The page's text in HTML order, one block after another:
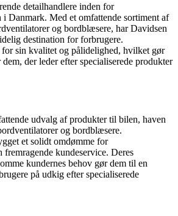
detailhandlere inden for
i Danmark. Med et omfattende sortiment af
og bordblæsere, har Davidsen
destination for forbrugere.
sin kvalitet og pålidelighed, hvilket gør
der leder efter specialiserede produkter
udvalg af produkter til bilen, haven
og bordblæsere.
et solidt omdømme for
kundeservice. Deres
kundernes behov gør dem til en
på udkig efter specialiserede